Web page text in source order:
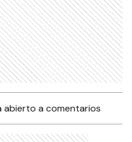
a comentarios